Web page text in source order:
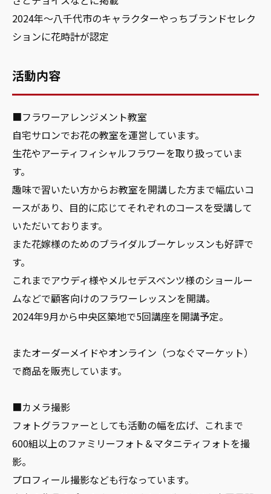
2024年〜八千代市のキャラクターやっちブランドセレク
ションに花時計が認定
活動内容
■フラワーアレンジメント教室
自宅サロンでお花の教室を運営しています。
生花やアーティフィシャルフラワーを取り扱っていま
す。
趣味で習いたい方からお教室を開講した方まで幅広いコ
ースがあり、目的に応じてそれぞれのコースを受講して
いただいております。
また花嫁様のためのブライダルブーケレッスンも好評で
す。
これまでアウディ様やメルセデスベンツ様のショールー
ムなどで顧客向けのフラワーレッスンを開講。
2024年9月から中央区築地で5回講座を開講予定。
またオーダーメイドやオンライン（つなぐマーケット）
で商品を販売しています。
■カメラ撮影
フォトグラファーとしても活動の幅を広げ、これまで
600組以上のファミリーフォト＆マタニティフォトを撮
影。
プロフィール撮影なども行なっています。